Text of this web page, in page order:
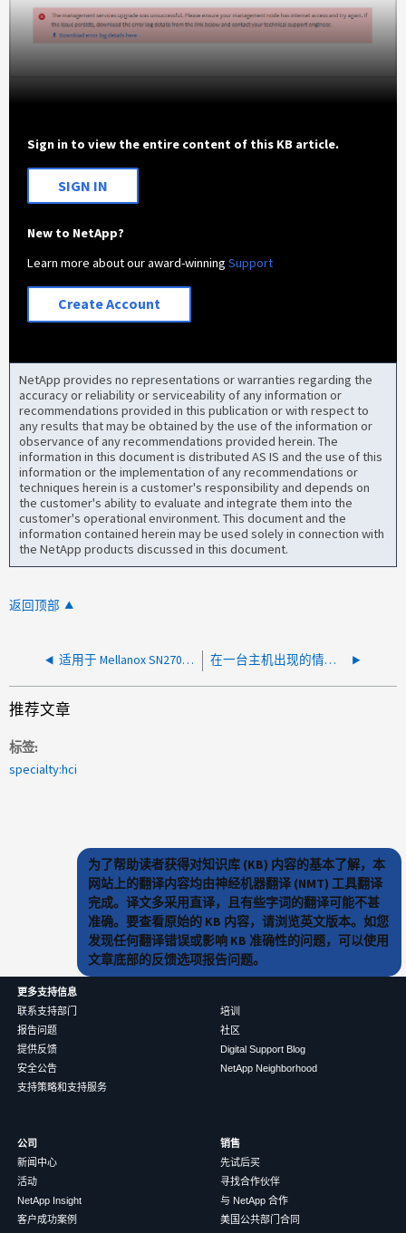
Sign in to view the entire content of this KB article.
SIGN IN
New to NetApp?
Learn more about our award-winningSupport
Create Account
NetApp provides no representations or warranties regarding the
accuracy or reliability or serviceability of any information or
recommendations provided in this publication or with respect to
any results that may be obtained by the use of the information or
observance of any recommendations provided herein. The
information in this document is distributed AS IS and the use of this
information or the implementation of any recommendations or
techniques herein is a customer's responsibility and depends on
the customer's ability to evaluate and integrate them into the
customer's operational environment. This document and the
information contained herein may be used solely in connection with
the NetApp products discussed in this document.
返回顶部
适用于 Mellanox SN2700 交换机的 FRU 更换 在一台主机出现的情况下，所有主机上的 iSCSI 频繁中止 呈指数级增长
推荐文章
标签
specialty:hci
为了帮助读者获得对知识库 (KB) 内容的基本了解，本
网站上的翻译内容均由神经机器翻译 (NMT) 工具翻译
完成。译文多采用直译，且有些字词的翻译可能不甚
准确。要查看原始的 KB 内容，请浏览英文版本。如您
发现任何翻译错误或影响 KB 准确性的问题，可以使用
文章底部的反馈选项报告问题。
更多支持信息
联系支持部门
报告问题
提供反馈
安全公告
支持策略和支持服务
培训
社区
Digital Support Blog
NetApp Neighborhood
公司
新闻中心
活动
NetApp Insight
客户成功案例
销售
先试后买
寻找合作伙伴
与 NetApp 合作
美国公共部门合同